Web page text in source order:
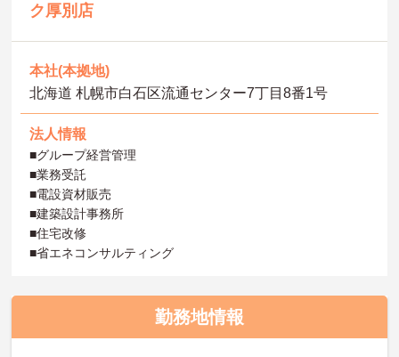
ク厚別店
本社(本拠地)
北海道 札幌市白石区流通センター7丁目8番1号
法人情報
■グループ経営管理
■業務受託
■電設資材販売
■建築設計事務所
■住宅改修
■省エネコンサルティング
勤務地情報